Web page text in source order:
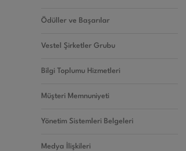
Ödüller ve Başarılar
Vestel Şirketler Grubu
Bilgi Toplumu Hizmetleri
Müşteri Memnuniyeti
Yönetim Sistemleri Belgeleri
Medya İlişkileri